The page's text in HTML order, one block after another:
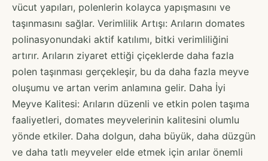
vücut yapıları, polenlerin kolayca yapışmasını ve
taşınmasını sağlar. Verimlilik Artışı: Arıların domates
polinasyonundaki aktif katılımı, bitki verimliliğini
artırır. Arıların ziyaret ettiği çiçeklerde daha fazla
polen taşınması gerçekleşir, bu da daha fazla meyve
oluşumu ve artan verim anlamına gelir. Daha İyi
Meyve Kalitesi: Arıların düzenli ve etkin polen taşıma
faaliyetleri, domates meyvelerinin kalitesini olumlu
yönde etkiler. Daha dolgun, daha büyük, daha düzgün
ve daha tatlı meyveler elde etmek için arılar önemli